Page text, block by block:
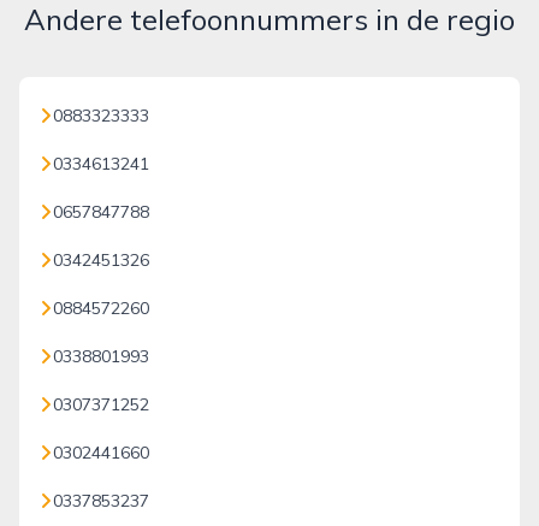
Andere telefoonnummers in de regio
0883323333
0334613241
0657847788
0342451326
0884572260
0338801993
0307371252
0302441660
0337853237